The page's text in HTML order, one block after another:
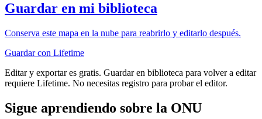
Guardar en mi biblioteca
Conserva este mapa en la nube para reabrirlo y editarlo después.
Guardar con Lifetime
Editar y exportar es gratis. Guardar en biblioteca para volver a editar
requiere Lifetime. No necesitas registro para probar el editor.
Sigue aprendiendo sobre la ONU